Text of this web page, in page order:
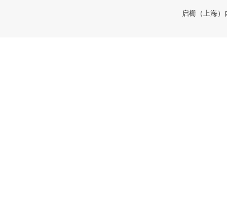
启栅（上海